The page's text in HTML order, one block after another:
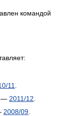
командой
11
— 2011/12
2008/09